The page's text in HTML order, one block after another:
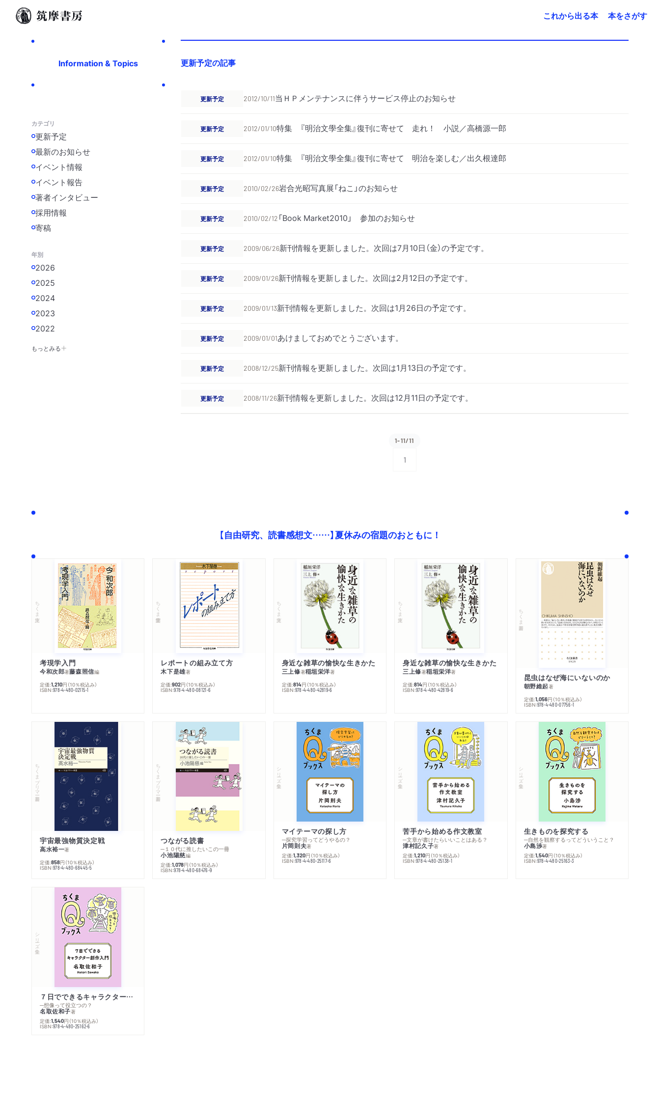
これから出る本 本をさがす
Information & Topics
カテゴリ
更新予定
最新のお知らせ
イベント情報
イベント報告
著者インタビュー
採用情報
寄稿
年別
2026
2025
2024
2023
2022
もっとみる
更新予定の記事
更新予定 2012/10/11当ＨＰメンテナンスに伴うサービス停止のお知らせ
更新予定 2012/01/10特集 『明治文學全集』復刊に寄せて 走れ！ 小説／高橋源一郎
更新予定 2012/01/10特集 『明治文學全集』復刊に寄せて 明治を楽しむ／出久根達郎
更新予定 2010/02/26岩合光昭写真展「ねこ」のお知らせ
更新予定 2010/02/12 「Book Market2010」 参加のお知らせ
更新予定 2009/06/26新刊情報を更新しました。次回は7月10日（金）の予定です。
更新予定 2009/01/26新刊情報を更新しました。次回は2月12日の予定です。
更新予定 2009/01/13新刊情報を更新しました。次回は1月26日の予定です。
更新予定 2009/01/01あけましておめでとうございます。
更新予定 2008/12/25新刊情報を更新しました。次回は1月13日の予定です。
更新予定 2008/11/26新刊情報を更新しました。次回は12月11日の予定です。
1-11/11
1
【自由研究、読書感想文……】夏休みの宿題のおともに！
ちくま文庫
考現学入門
今和次郎著藤森照信編
定価:1,210円 （10％税込み）
ISBN:978-4-480-02115-1
ちくま学芸文庫
レポートの組み立て方
木下是雄著
定価:902円 （10％税込み）
ISBN:978-4-480-08121-6
ちくま文庫
身近な雑草の愉快な生きかた
三上修著稲垣栄洋著
定価:814円 （10％税込み）
ISBN:978-4-480-42819-6
ちくま文庫
身近な雑草の愉快な生きかた
三上修著稲垣栄洋著
定価:814円 （10％税込み）
ISBN:978-4-480-42819-6
ちくま新書
昆虫はなぜ海にいないのか
朝野維起著
定価:1,056円 （10％税込み）
ISBN:978-4-480-07756-1
ちくまプリマー新書
宇宙最強物質決定戦
高水裕一著
定価:858円 （10％税込み）
ISBN:978-4-480-68445-5
ちくまプリマー新書
つながる読書
─１０代に推したいこの一冊
小池陽慈編
定価:1,078円 （10％税込み）
ISBN:978-4-480-68476-9
シリーズ・全集
マイテーマの探し方
─探究学習ってどうやるの？
片岡則夫著
定価:1,320円 （10％税込み）
ISBN:978-4-480-25117-6
シリーズ・全集
苦手から始める作文教室
─文章が書けたらいいことはある？
津村記久子著
定価:1,210円 （10％税込み）
ISBN:978-4-480-25138-1
シリーズ・全集
生きものを探究する
─自然を観察するってどういうこと？
小島渉著
定価:1,540円 （10％税込み）
ISBN:978-4-480-25163-3
シリーズ・全集
７日でできるキャラクター創作入門
─想像って役立つの？
名取佐和子著
定価:1,540円 （10％税込み）
ISBN:978-4-480-25162-6